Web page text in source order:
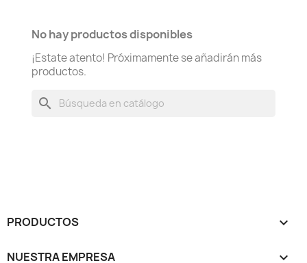
No hay productos disponibles
¡Estate atento! Próximamente se añadirán más
productos.
search
PRODUCTOS 
NUESTRA EMPRESA 